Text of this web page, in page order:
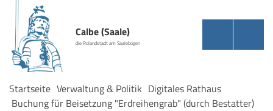
Calbe (Saale)
die Rolandstadt am Saalebogen
Startseite Verwaltung & Politik Digitales Rathaus
Buchung für Beisetzung "Erdreihengrab" (durch Bestatter)